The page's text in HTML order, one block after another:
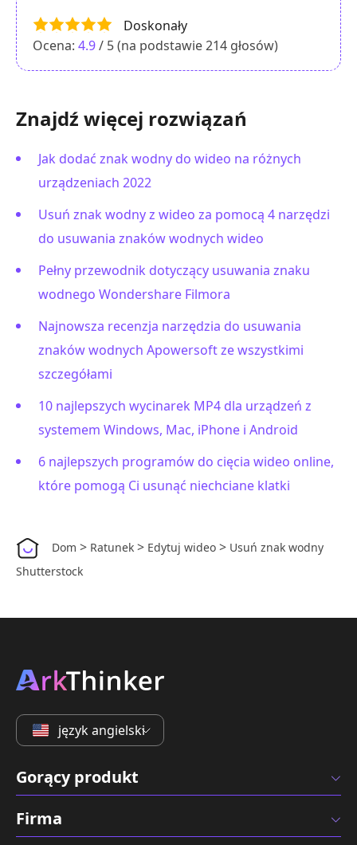
Doskonały
Ocena: 4.9/ 5 (na podstawie214 głosów)
Znajdź więcej rozwiązań
Jak dodać znak wodny do wideo na różnych
urządzeniach 2022
Usuń znak wodny z wideo za pomocą 4 narzędzi
do usuwania znaków wodnych wideo
Pełny przewodnik dotyczący usuwania znaku
wodnego Wondershare Filmora
Najnowsza recenzja narzędzia do usuwania
znaków wodnych Apowersoft ze wszystkimi
szczegółami
10 najlepszych wycinarek MP4 dla urządzeń z
systemem Windows, Mac, iPhone i Android
6 najlepszych programów do cięcia wideo online,
które pomogą Ci usunąć niechciane klatki
Dom > Ratunek > Edytuj wideo > Usuń znak wodny
Shutterstock
język angielski
Gorący produkt
Firma